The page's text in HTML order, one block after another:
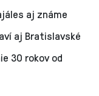
aj známe
aj Bratislavské
30 rokov od